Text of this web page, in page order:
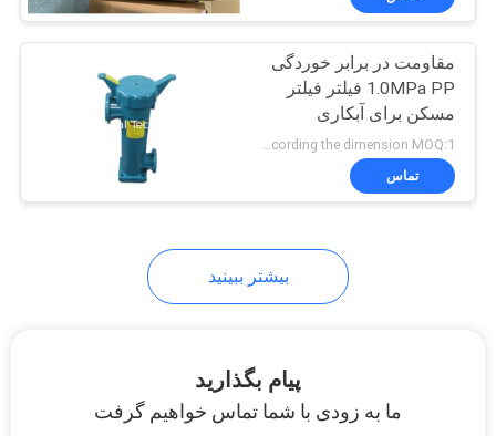
POLICYبخاری غوطه وری
PTC
6
بخاری غوطه وری از
مقاومت در برابر خوردگی
1.0MPa PP فیلتر فیلتر
مسکن برای آبکاری
تماس
بیشتر ببینید
پیام بگذارید
ما به زودی با شما تماس خواهیم گرفت